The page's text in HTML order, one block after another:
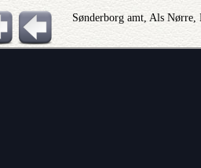
Sønderborg amt, Als